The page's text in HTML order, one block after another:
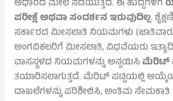
ಆಧಾರದ ಮೇಲೆ ನಡೆಯುತ್ತದೆ. ಈ ಹುದ್ದೆಗಳಿಗೆ
ಪರೀಕ್ಷೆ ಅಥವಾ ಸಂದರ್ಶನ ಇರುವುದಿಲ್ಲ.
ಸರ್ಕಾರದ ಮೀಸಲಾತಿ ನಿಯಮಗಳು
ಅಂಗವಿಕಲರಿಗೆ ಮೀಸಲಾತಿ, ವಿಧವೆಯರು
ವಾಸಸ್ಥಳದ ನಿಯಮಗಳನ್ನು ಅನ್ವಯಿಸಿಮೆರಿಟ್
ತಯಾರಿಸಲಾಗುತ್ತದೆ. ಮೆರಿಟ್ ಪಟ್ಟಿಯಲ್ಲಿ
ದಾಖಲೆಗಳನ್ನು ಪರಿಶೀಲಿಸಿ, ಅಂತಿಮ ನೇಮಕಾತಿ